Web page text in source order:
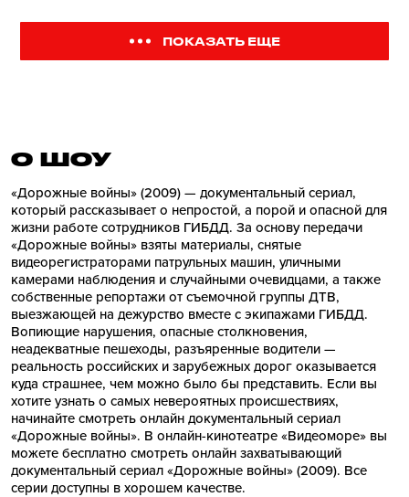
ПОКАЗАТЬ ЕЩЕ
О ШОУ
«Дорожные войны» (2009) — документальный сериал,
который рассказывает о непростой, а порой и опасной для
жизни работе сотрудников ГИБДД. За основу передачи
«Дорожные войны» взяты материалы, снятые
видеорегистраторами патрульных машин, уличными
камерами наблюдения и случайными очевидцами, а также
собственные репортажи от съемочной группы ДТВ,
выезжающей на дежурство вместе с экипажами ГИБДД.
Вопиющие нарушения, опасные столкновения,
неадекватные пешеходы, разъяренные водители —
реальность российских и зарубежных дорог оказывается
куда страшнее, чем можно было бы представить. Если вы
хотите узнать о самых невероятных происшествиях,
начинайте смотреть онлайн документальный сериал
«Дорожные войны». В онлайн-кинотеатре «Видеоморе» вы
можете бесплатно смотреть онлайн захватывающий
документальный сериал «Дорожные войны» (2009). Все
серии доступны в хорошем качестве.